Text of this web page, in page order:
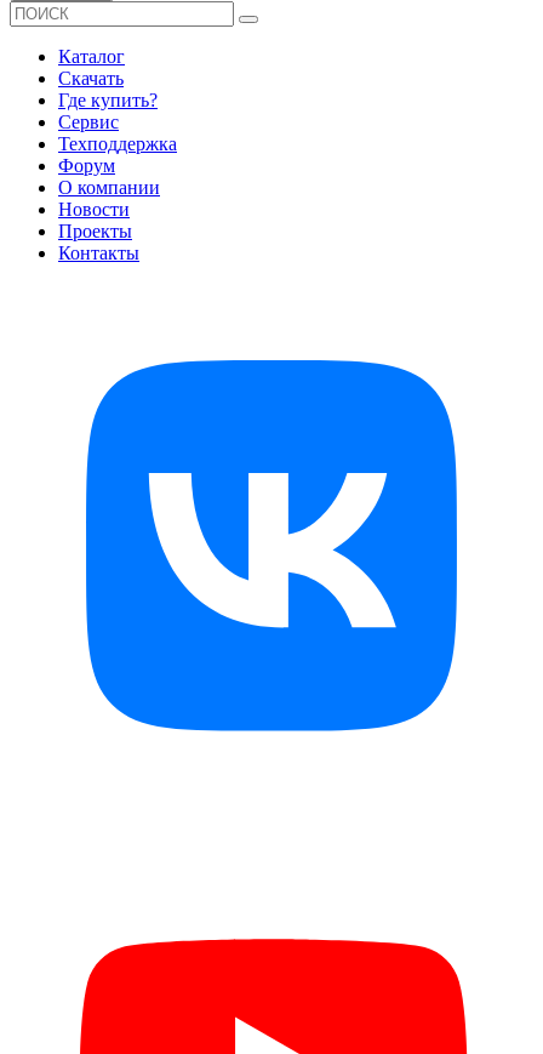
Каталог
Скачать
Где купить?
Сервис
Техподдержка
Форум
О компании
Новости
Проекты
Контакты